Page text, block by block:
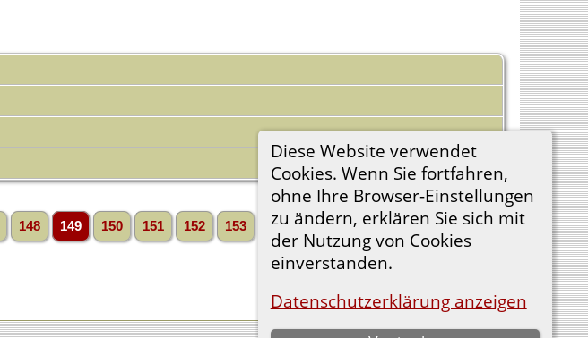
Diese Website verwendet
Cookies. Wenn Sie fortfahren,
ohne Ihre Browser-Einstellungen
zu ändern, erklären Sie sich mit
der Nutzung von Cookies
einverstanden.
Datenschutzerklärung anzeigen
148 149 150 151 152 153 ... 6719» Vorwärts»
»